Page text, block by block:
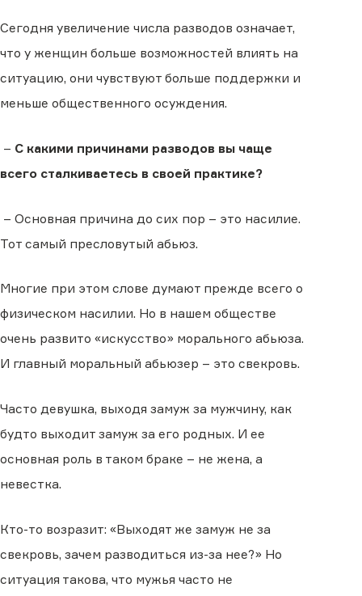
Сегодня увеличение числа разводов означает,
что у женщин больше возможностей влиять на
ситуацию, они чувствуют больше поддержки и
меньше общественного осуждения.
– С какими причинами разводов вы чаще
всего сталкиваетесь в своей практике?
– Основная причина до сих пор – это насилие.
Тот самый пресловутый абьюз.
Многие при этом слове думают прежде всего о
физическом насилии. Но в нашем обществе
очень развито «искусство» морального абьюза.
И главный моральный абьюзер – это свекровь.
Часто девушка, выходя замуж за мужчину, как
будто выходит замуж за его родных. И ее
основная роль в таком браке – не жена, а
невестка.
Кто-то возразит: «Выходят же замуж не за
свекровь, зачем разводиться из-за нее?» Но
ситуация такова, что мужья часто не